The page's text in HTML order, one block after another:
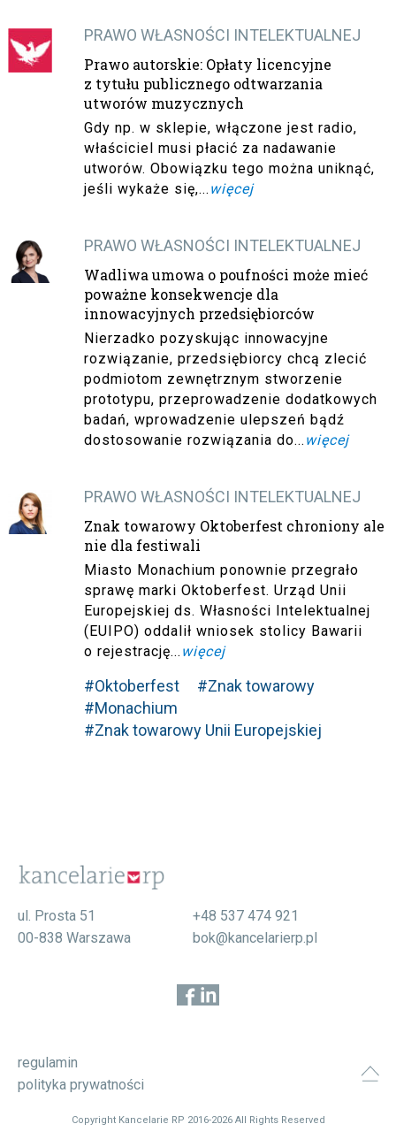
PRAWO WŁASNOŚCI INTELEKTUALNEJ
Prawo autorskie: Opłaty licencyjne
z tytułu publicznego odtwarzania
utworów muzycznych
Gdy np. w sklepie, włączone jest radio,
właściciel musi płacić za nadawanie
utworów. Obowiązku tego można uniknąć,
jeśli wykaże się,... więcej
PRAWO WŁASNOŚCI INTELEKTUALNEJ
Wadliwa umowa o poufności może mieć
poważne konsekwencje dla
innowacyjnych przedsiębiorców
Nierzadko pozyskując innowacyjne
rozwiązanie, przedsiębiorcy chcą zlecić
podmiotom zewnętrznym stworzenie
prototypu, przeprowadzenie dodatkowych
badań, wprowadzenie ulepszeń bądź
dostosowanie rozwiązania do... więcej
PRAWO WŁASNOŚCI INTELEKTUALNEJ
Znak towarowy Oktoberfest chroniony ale
nie dla festiwali
Miasto Monachium ponownie przegrało
sprawę marki Oktoberfest. Urząd Unii
Europejskiej ds. Własności Intelektualnej
(EUIPO) oddalił wniosek stolicy Bawarii
o rejestrację... więcej
#Oktoberfest
#Znak towarowy
#Monachium
#Znak towarowy Unii Europejskiej
ul. Prosta 51
00-838 Warszawa
+48 537 474 921
bok@kancelarierp.pl
regulamin
polityka prywatności
Copyright Kancelarie RP 2016-2026 All Rights Reserved